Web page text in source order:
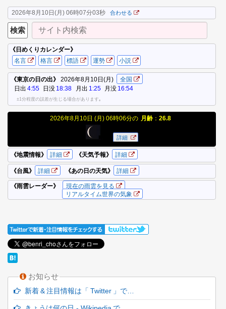
2026年8月10日(月) 06時07分03秒 合わせる
お知らせ
新着 & 注目情報は「 Twitter 」で…